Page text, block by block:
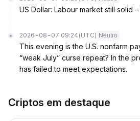
US Dollar: Labour market still solid
2026-08-07 09:24 (UTC) Neutro
This evening is the U.S. nonfarm
“weak July” curse repeat? In the
has failed to meet expectations.
Criptos em destaque